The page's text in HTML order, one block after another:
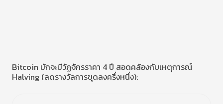
Bitcoin มักจะมีวัฏจักรราคา 4 ปี สอดคล้องกับเหตุการณ์
Halving (ลดรางวัลการขุดลงครึ่งหนึ่ง):